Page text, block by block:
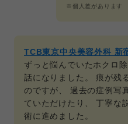
※個人差があります
TCB東京中央美容外科 新
ずっと悩んでいたホクロ
話になりました。 痕が残
のですが、 過去の症例写
ていただけたり、 丁寧な
術に進めました。